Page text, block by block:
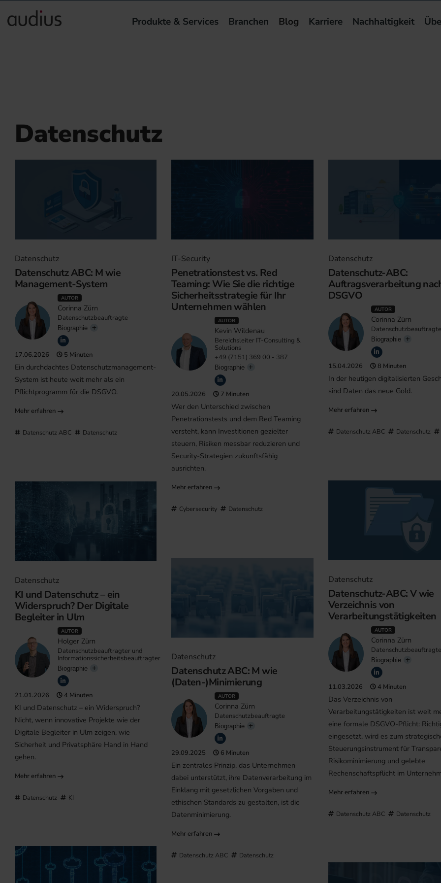
Produkte & Services Branchen Blog Karriere Nachhaltigkeit
Datenschutz
Datenschutz
Datenschutz ABC: M wie
Management-System
AUTOR
Corinna Zürn
Datenschutzbeauftragte
Biographie
17.06.2026 5 Minuten
Ein durchdachtes Datenschutzmanagement-
System ist heute weit mehr als ein
Pflichtprogramm für die DSGVO.
Mehr erfahren
Datenschutz ABC Datenschutz
IT-Security
Penetrationstest vs. Red
Teaming: Wie Sie die richtige
Sicherheitsstrategie für Ihr
Unternehmen wählen
AUTOR
Kevin Wildenau
Bereichsleiter IT-Consulting &
Solutions
+49 (7151) 369 00 - 387
Biographie
20.05.2026 7 Minuten
Wer den Unterschied zwischen
Penetrationstests und dem Red Teaming
versteht, kann Investitionen gezielter
steuern, Risiken messbar reduzieren und
Security-Strategien zukunftsfähig
ausrichten.
Mehr erfahren
Cybersecurity Datenschutz
Datenschutz
Datenschutz-ABC:
Auftragsverarbeitung
DSGVO
AUTOR
Corinna Zürn
Biographie
15.04.2026 8 Minuten
In der heutigen digitalisierten
sind Daten das neue Gold.
Mehr erfahren
Datenschutz ABC Datenschutz
Datenschutz
Datenschutz-ABC: V wie
Verzeichnis von
Verarbeitungstätigkeiten
AUTOR
Corinna Zürn
Biographie
11.03.2026 4 Minuten
Das Verzeichnis von
Verarbeitungstätigkeiten ist weit
eine formale DSGVO-Pflicht:
eingesetzt, wird es zum
Steuerungsinstrument für
Risikominimierung und gelebte
Rechenschaftspflicht im
Mehr erfahren
Datenschutz ABC Datenschutz
Datenschutz
KI und Datenschutz – ein
Widerspruch? Der Digitale
Begleiter in Ulm
AUTOR
Holger Zürn
Datenschutzbeauftragter und
Informationssicherheitsbeauftragter
Biographie
21.01.2026 4 Minuten
KI und Datenschutz – ein Widerspruch?
Nicht, wenn innovative Projekte wie der
Digitale Begleiter in Ulm zeigen, wie
Sicherheit und Privatsphäre Hand in Hand
gehen.
Mehr erfahren
Datenschutz KI
Datenschutz
Datenschutz ABC: M wie
(Daten-)Minimierung
AUTOR
Corinna Zürn
Datenschutzbeauftragte
Biographie
29.09.2025 6 Minuten
Ein zentrales Prinzip, das Unternehmen
dabei unterstützt, ihre Datenverarbeitung im
Einklang mit gesetzlichen Vorgaben und
ethischen Standards zu gestalten, ist die
Datenminimierung.
Mehr erfahren
Datenschutz ABC Datenschutz